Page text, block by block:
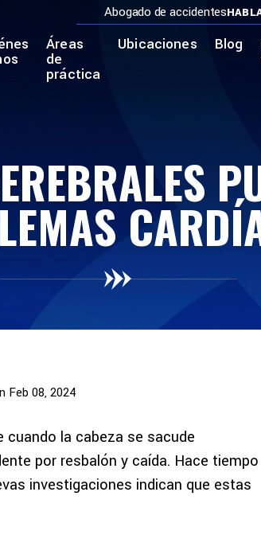
Abogado de accidentes
Áreas
de
práctica
Ubicaciones Blog
Feb 08, 2024
la cabeza se sacude
por resbalón y caída. Hace tiempo
investigaciones indican que estas